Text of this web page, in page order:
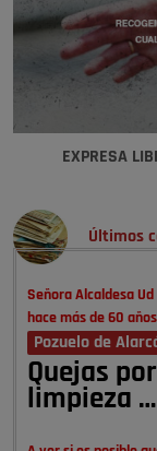
EXPRESA
Últimos
Señora Alcaldesa
hace más de 60
Pozuelo de
Quejas
limpieza …